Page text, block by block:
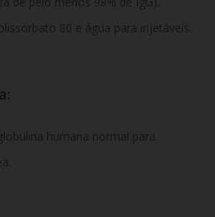
80 e água para injetáveis.
humana normal para